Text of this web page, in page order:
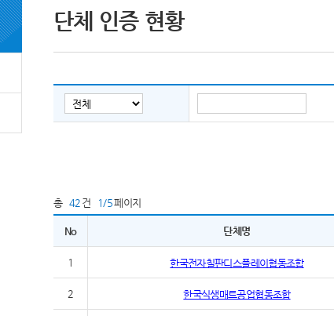
단체 인증 현황
총 42 건 1/5페이지
No 단체명
1 한국전자칠판디스플레이협동조합
2 한국식생매트공업협동조합